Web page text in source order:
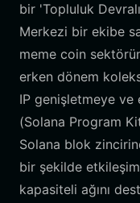
bir 'Topluluk
Merkezi bir ekibe
meme coin
erken dönem
IP genişletmeye ve
(Solana Program
Solana blok
bir şekilde
kapasiteli ağını